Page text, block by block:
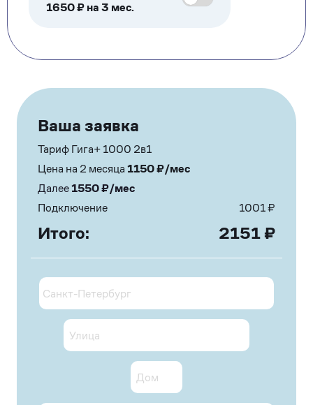
1650 ₽ на 3 мес.
Ваша заявка
Тариф Гига+ 1000 2в1
Цена на 2 месяца1150₽/мес
Далее1550₽/мес
Подключение
1001₽
Итого: 2151 ₽